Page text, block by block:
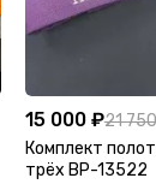
15 000 ₽21
Комплект
трёх BP-13522